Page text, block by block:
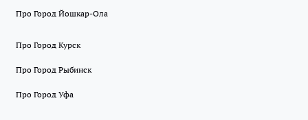
Про Город Йошкар-Ола
Про Город Курск
Про Город Рыбинск
Про Город Уфа